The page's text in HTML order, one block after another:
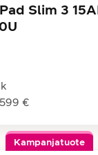
Slim 3
599 €
Kampanjatuote